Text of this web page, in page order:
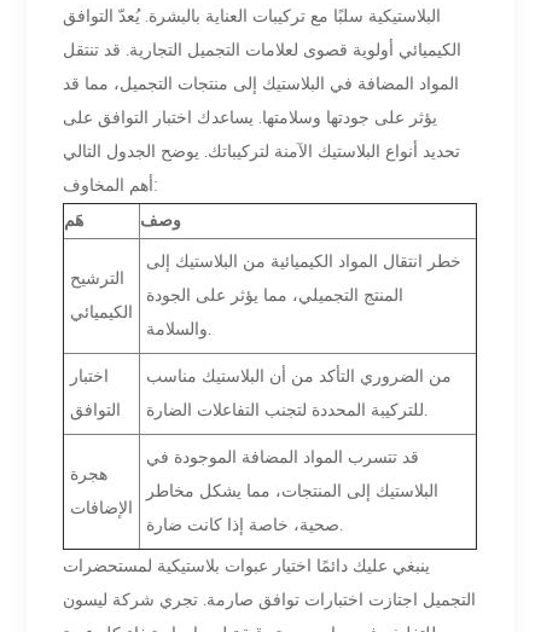
البلاستيكية سلبًا مع تركيبات العناية بالبشرة. يُعدّ التوافق
الكيميائي أولوية قصوى لعلامات التجميل التجارية. قد تنتقل
المواد المضافة في البلاستيك إلى منتجات التجميل، مما قد
يؤثر على جودتها وسلامتها. يساعدك اختبار التوافق على
تحديد أنواع البلاستيك الآمنة لتركيباتك. يوضح الجدول التالي
أهم المخاوف:
هَم
وصف
الترشيح
الكيميائي
خطر انتقال المواد الكيميائية من البلاستيك إلى
المنتج التجميلي، مما يؤثر على الجودة
والسلامة.
اختبار
التوافق
من الضروري التأكد من أن البلاستيك مناسب
للتركيبة المحددة لتجنب التفاعلات الضارة.
هجرة
الإضافات
قد تتسرب المواد المضافة الموجودة في
البلاستيك إلى المنتجات، مما يشكل مخاطر
صحية، خاصة إذا كانت ضارة.
ينبغي عليك دائمًا اختيار عبوات بلاستيكية لمستحضرات
التجميل اجتازت اختبارات توافق صارمة. تجري شركة ليسون